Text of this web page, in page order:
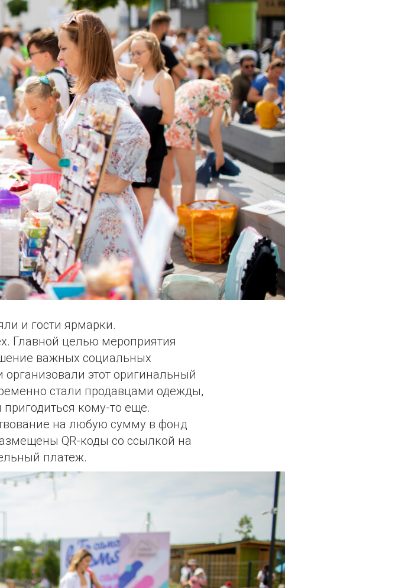
и гости ярмарки.
Главной целью мероприятия
важных социальных
этот оригинальный
стали продавцами одежды,
кому-то еще.
на любую сумму в фонд
QR-коды со ссылкой на
платеж.